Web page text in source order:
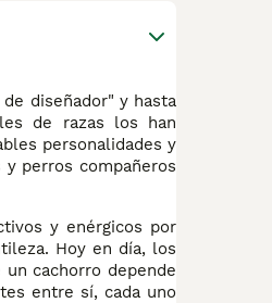
diseñador" y hasta
de razas los han
personalidades y
perros compañeros
y enérgicos por
Hoy en día, los
cachorro depende
entre sí, cada uno